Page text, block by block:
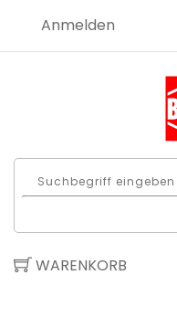
Anmelden
WARENKORB